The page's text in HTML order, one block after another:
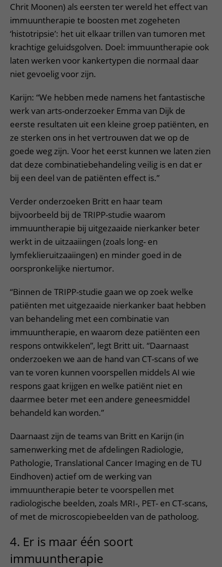
Chrit Moonen) als eersten ter wereld het effect van
immuuntherapie te boosten met zogeheten
‘histotripsie’: het uit elkaar trillen van tumoren met
krachtige geluidsgolven. Doel: immuuntherapie ook
laten werken voor kankertypen die normaal daar
niet gevoelig voor zijn.
Karijn: “We hebben mede namens het fantastische
werk van arts-onderzoeker Emma van Dijk de
eerste resultaten uit een kleine groep patiënten, en
ze sterken ons in het vertrouwen dat we op de
goede weg zijn. Voor het eerst kunnen we laten zien
dat deze combinatiebehandeling veilig is en dat er
bij een deel van de patiënten effect is.”
Verder onderzoeken Britt en haar team
bijvoorbeeld bij de TRIPP-studie waarom
immuuntherapie bij uitgezaaide nierkanker beter
werkt in de uitzaaiingen (zoals long- en
lymfeklieruitzaaiingen) en minder goed in de
oorspronkelijke niertumor.
“Binnen de TRIPP-studie gaan we op zoek welke
patiënten met uitgezaaide nierkanker baat hebben
van behandeling met een combinatie van
immuuntherapie, en waarom deze patiënten een
respons ontwikkelen”, legt Britt uit. “Daarnaast
onderzoeken we aan de hand van CT-scans of we
van te voren kunnen voorspellen middels AI wie
respons gaat krijgen en welke patiënt niet en
daarmee beter met een andere geneesmiddel
behandeld kan worden.”
Daarnaast zijn de teams van Britt en Karijn (in
samenwerking met de afdelingen Radiologie,
Pathologie, Translational Cancer Imaging en de TU
Eindhoven) actief om de werking van
immuuntherapie beter te voorspellen met
radiologische beelden, zoals MRI-, PET- en CT-scans,
of met de microscopiebeelden van de patholoog.
4. Er is maar één soort
immuuntherapie